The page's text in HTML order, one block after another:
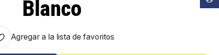
Blanco
Agregar a la lista de favoritos